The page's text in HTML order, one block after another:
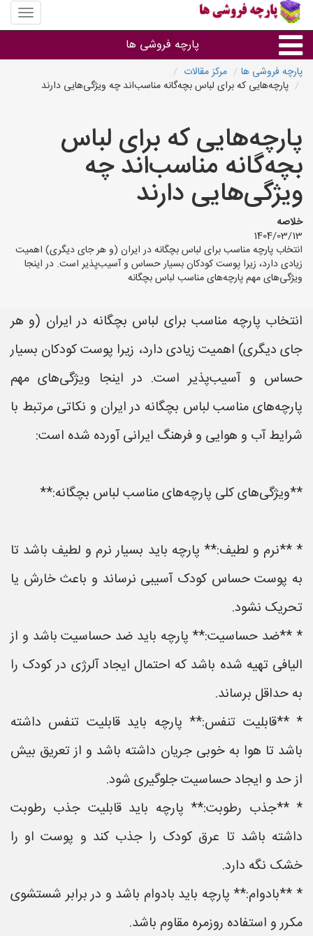
منوی
سایت
فروشی
پارچه فروشی ها
پارچه براساس جنس
پارچه براساس رنگ طرح و کاربرد
پارچه فروشی های هر شهر
پارچه فروشی ها
مرکز مقالات
پارچه‌هایی که برای لباس بچه‌گانه مناسب‌اند چه ویژگی‌هایی دارند
پارچه‌هایی که برای لباس
بچه‌گانه مناسب‌اند چه
ویژگی‌هایی دارند
خلاصه
1404/03/13
انتخاب پارچه مناسب برای لباس بچگانه در ایران (و هر جای دیگری) اهمیت
زیادی دارد، زیرا پوست کودکان بسیار حساس و آسیب‌پذیر است. در اینجا
ویژگی‌های مهم پارچه‌های مناسب لباس بچگانه
انتخاب پارچه مناسب برای لباس بچگانه در ایران (و هر
جای دیگری) اهمیت زیادی دارد، زیرا پوست کودکان بسیار
حساس و آسیب‌پذیر است. در اینجا ویژگی‌های مهم
پارچه‌های مناسب لباس بچگانه در ایران و نکاتی مرتبط با
شرایط آب و هوایی و فرهنگ ایرانی آورده شده است:
**ویژگی‌های کلی پارچه‌های مناسب لباس بچگانه:**
* **نرم و لطیف:** پارچه باید بسیار نرم و لطیف باشد تا
به پوست حساس کودک آسیبی نرساند و باعث خارش یا
تحریک نشود.
* **ضد حساسیت:** پارچه باید ضد حساسیت باشد و از
الیافی تهیه شده باشد که احتمال ایجاد آلرژی در کودک را
به حداقل برساند.
* **قابلیت تنفس:** پارچه باید قابلیت تنفس داشته
باشد تا هوا به خوبی جریان داشته باشد و از تعریق بیش
از حد و ایجاد حساسیت جلوگیری شود.
* **جذب رطوبت:** پارچه باید قابلیت جذب رطوبت
داشته باشد تا عرق کودک را جذب کند و پوست او را
خشک نگه دارد.
* **بادوام:** پارچه باید بادوام باشد و در برابر شستشوی
مکرر و استفاده روزمره مقاوم باشد.